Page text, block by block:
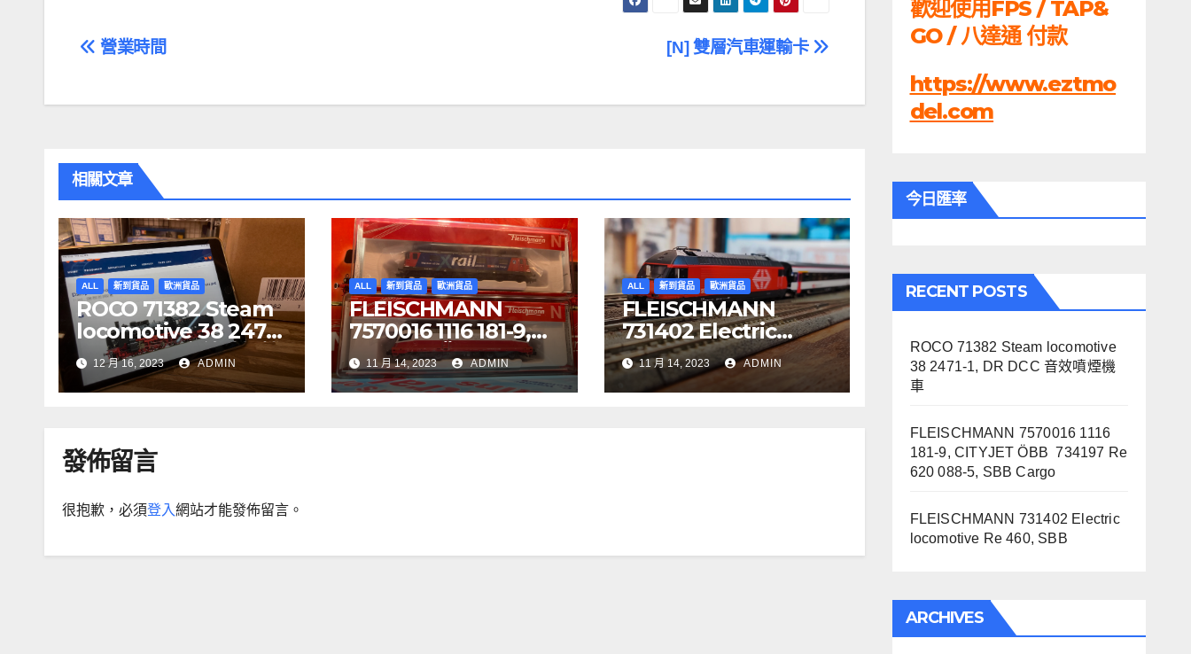
文
覽
[N] 雙層汽車運輸卡
營業時間
相關文章
ALL 新到貨品 歐洲貨品
ROCO 71382 Steam
locomotive 38 2471-
1, DR DCC 音效噴煙機
車12 月 16, 2023 ADMIN
ALL 新到貨品 歐洲貨品
FLEISCHMANN
7570016 1116 181-9,
CITYJET ÖBB
734197 Re 620 088-
5, SBB Cargo
11 月 14, 2023 ADMIN
ALL 新到貨品 歐洲貨品
FLEISCHMANN
731402 Electric
locomotive Re 460,
SBB
11 月 14, 2023 ADMIN
發佈留言
很抱歉，必須登入網站才能發佈留言。
歡迎使用FPS / TAP&
GO / 八達通 付款
https://www.eztmo
del.com
今日匯率
RECENT POSTS
ROCO 71382 Steam locomotive
38 2471-1, DR DCC 音效噴煙機
車
FLEISCHMANN 7570016 1116
181-9, CITYJET ÖBB 734197 Re
620 088-5, SBB Cargo
FLEISCHMANN 731402 Electric
locomotive Re 460, SBB
ARCHIVES